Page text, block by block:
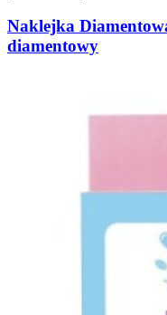
Naklejka
diamentowy